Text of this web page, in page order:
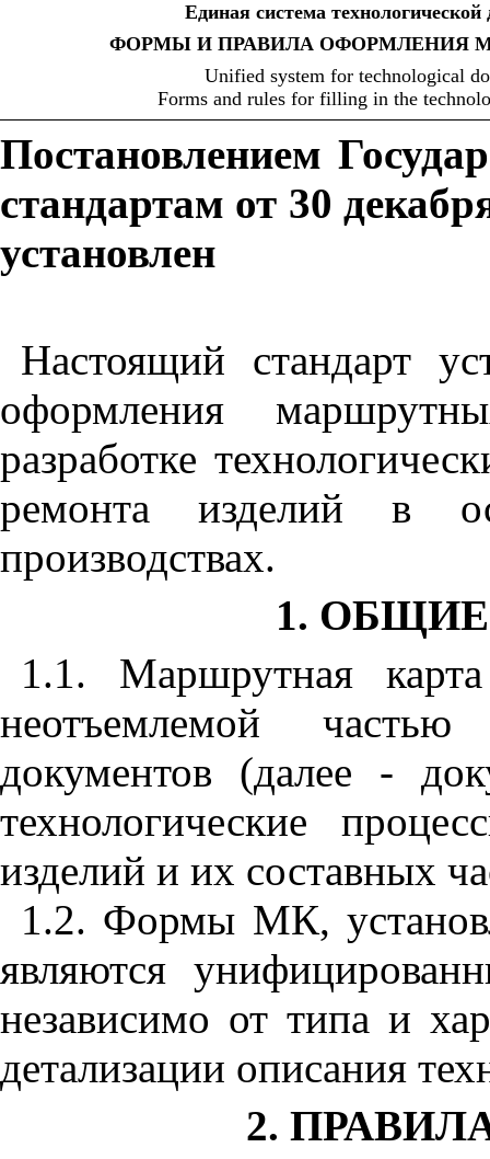
Единая система
ФОРМЫ И ПРАВИЛА ОФОРМЛЕНИЯ
Unified system for technological
Forms and rules for filling in the
Постановлением
стандартам от 30
установлен
Настоящий стандарт
оформления
разработке
ремонта изделий в
производствах.
1.
1.1. Маршрутная
неотъемлемой частью
документов (далее -
технологические
изделий и их составных
1.2. Формы МК,
являются
независимо от типа и
детализации описания
2.